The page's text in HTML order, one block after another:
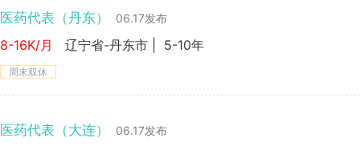
医药代表（丹东） 06.17发布
8-16K/月 辽宁省-丹东市 5-10年
周末双休
医药代表（大连） 06.17发布